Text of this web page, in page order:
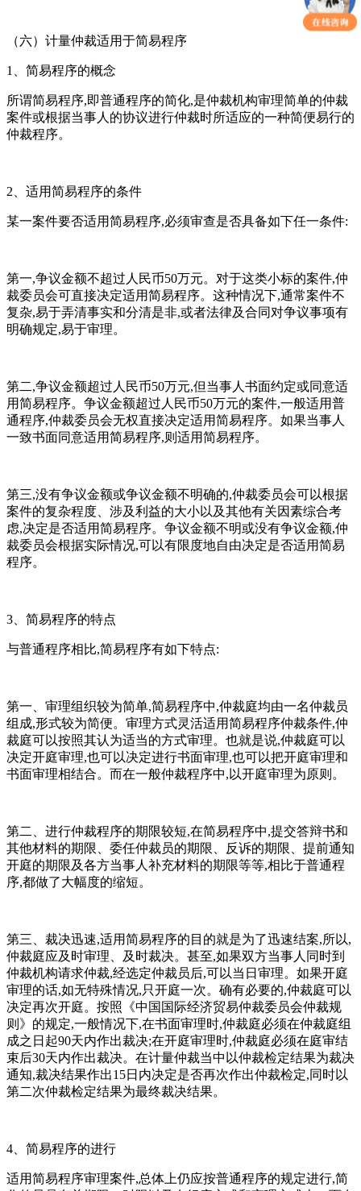
（六）计量仲裁适用于简易程序
1、简易程序的概念
所谓简易程序,即普通程序的简化,是仲裁机构审理简单的仲裁
案件或根据当事人的协议进行仲裁时所适应的一种简便易行的
仲裁程序。
2、适用简易程序的条件
某一案件要否适用简易程序,必须审查是否具备如下任一条件:
第一,争议金额不超过人民币50万元。对于这类小标的案件,仲
裁委员会可直接决定适用简易程序。这种情况下,通常案件不
复杂,易于弄清事实和分清是非,或者法律及合同对争议事项有
明确规定,易于审理。
第二,争议金额超过人民币50万元,但当事人书面约定或同意适
用简易程序。争议金额超过人民币50万元的案件,一般适用普
通程序,仲裁委员会无权直接决定适用简易程序。如果当事人
一致书面同意适用简易程序,则适用简易程序。
第三,没有争议金额或争议金额不明确的,仲裁委员会可以根据
案件的复杂程度、涉及利益的大小以及其他有关因素综合考
虑,决定是否适用简易程序。争议金额不明或没有争议金额,仲
裁委员会根据实际情况,可以有限度地自由决定是否适用简易
程序。
3、简易程序的特点
与普通程序相比,简易程序有如下特点:
第一、审理组织较为简单,简易程序中,仲裁庭均由一名仲裁员
组成,形式较为简便。审理方式灵活适用简易程序仲裁条件,仲
裁庭可以按照其认为适当的方式审理。也就是说,仲裁庭可以
决定开庭审理,也可以决定进行书面审理,也可以把开庭审理和
书面审理相结合。而在一般仲裁程序中,以开庭审理为原则。
第二、进行仲裁程序的期限较短,在简易程序中,提交答辩书和
其他材料的期限、委任仲裁员的期限、反诉的期限、提前通知
开庭的期限及各方当事人补充材料的期限等等,相比于普通程
序,都做了大幅度的缩短。
第三、裁决迅速,适用简易程序的目的就是为了迅速结案,所以,
仲裁庭应及时审理、及时裁决。甚至,如果双方当事人同时到
仲裁机构请求仲裁,经选定仲裁员后,可以当日审理。如果开庭
审理的话,如无特殊情况,只开庭一次。确有必要的,仲裁庭可以
决定再次开庭。按照《中国国际经济贸易仲裁委员会仲裁规
则》的规定,一般情况下,在书面审理时,仲裁庭必须在仲裁庭组
成之日起90天内作出裁决;在开庭审理时,仲裁庭必须在庭审结
束后30天内作出裁决。在计量仲裁当中以仲裁检定结果为裁决
通知,裁决结果作出15日内决定是否再次作出仲裁检定,同时以
第二次仲裁检定结果为最终裁决结果。
4、简易程序的进行
适用简易程序审理案件,总体上仍应按普通程序的规定进行,简